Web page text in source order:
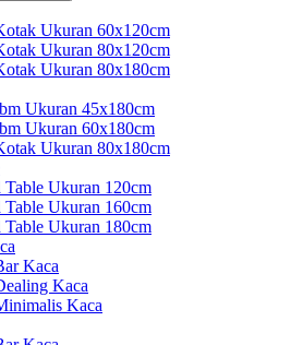
Ukuran 60x120cm
Ukuran 80x120cm
Ukuran 80x180cm
Ukuran 45x180cm
Ukuran 60x180cm
Ukuran 80x180cm
Table Ukuran 120cm
Table Ukuran 160cm
Table Ukuran 180cm
Kaca
Kaca
Kaca